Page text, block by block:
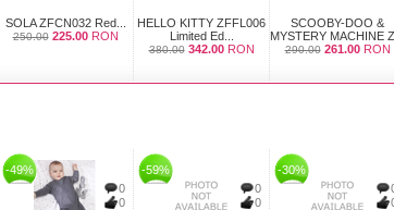
SOLA ZFCN032 Red...
250.00 225.00 RON
HELLO KITTY ZFFL006
Limited Ed...
380.00 342.00 RON
SCOOBY-DOO &
MYSTERY MACHINE
290.00 261.00 RON
-49%
0
0
-59%
0
0
-30%